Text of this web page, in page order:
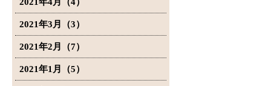
2021年3月（3）
2021年2月（7）
2021年1月（5）